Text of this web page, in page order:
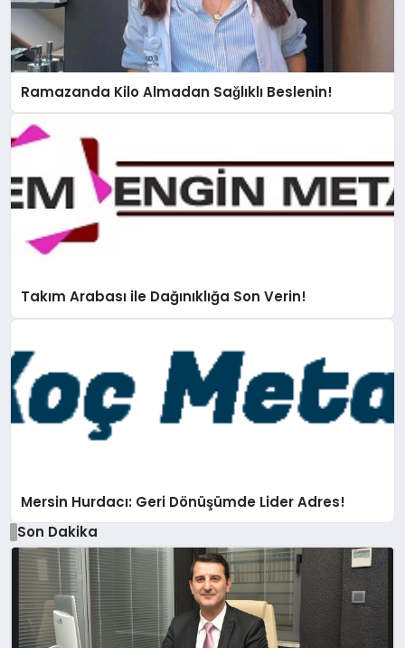
Ramazanda Kilo Almadan Sağlıklı Beslenin!
Takım Arabası ile Dağınıklığa Son Verin!
Mersin Hurdacı: Geri Dönüşümde Lider Adres!
Son Dakika